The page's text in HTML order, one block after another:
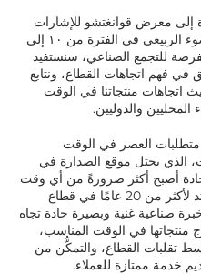
معرض قوانغتشو للإشارات
والإعلانات والصمام الثنائي الباعث للضوء الربيعي في الفترة من ١٠ إلى
الفرصة للتجمع الصناعي، سنستفيد
فهم اتجاهات القطاع، ونتابع
اتجاهات منتجاتنا في الوقت
والدوليين.
العصر في الوقت
الذي يحتل موقع الصدارة في
أصبح أكثر ضرورةً من أي وقت
مضى. وبفضل خبرتها العميقة التي تمتد لأكثر من 20 عامًا في قطاع
صناعية غنية وبصيرة حادة تجاه
منتجاتها في الوقت المناسب،
تقلبات القطاع، والتمكُّن من
ممتازة للعملاء.